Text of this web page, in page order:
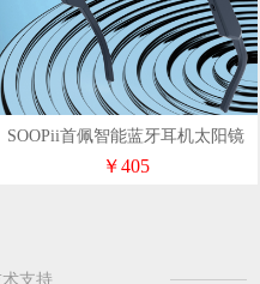
SOOPii首佩智能蓝牙耳机太阳镜
G09
￥405
支持